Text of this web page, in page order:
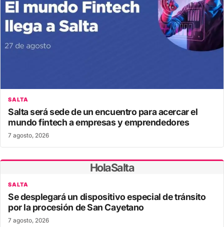
SALTA
Salta será sede de un encuentro para acercar el
mundo fintech a empresas y emprendedores
7 agosto, 2026
HolaSalta
SALTA
Se desplegará un dispositivo especial de tránsito
por la procesión de San Cayetano
7 agosto, 2026